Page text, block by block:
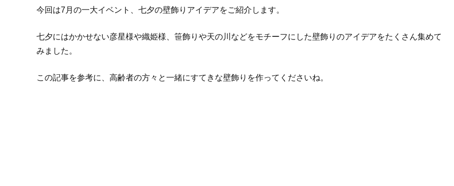
今回は7月の一大イベント、七夕の壁飾りアイデアをご紹介します。
七夕にはかかせない彦星様や織姫様、笹飾りや天の川などをモチーフにした壁飾りのアイデアをたくさん集めて
みました。
この記事を参考に、高齢者の方々と一緒にすてきな壁飾りを作ってくださいね。